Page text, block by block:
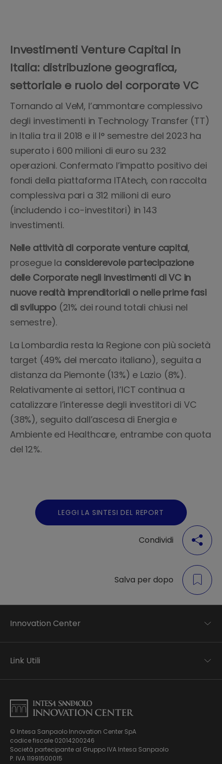
Investimenti Venture Capital in
Italia: distribuzione geografica,
settoriale e ruolo del corporate VC
Tornando al VeM, l’ammontare complessivo
degli investimenti in Technology Transfer (TT)
in Italia tra il 2018 e il I° semestre del 2023 ha
superato i 600 milioni di euro su 232
operazioni. Confermato l’impatto positivo dei
fondi della piattaforma ITAtech, con raccolta
complessiva pari a 312 milioni di euro
(includendo i co-investitori) in 143
investimenti.
Nelle attività di corporate venture capital,
prosegue la considerevole partecipazione
delle Corporate negli investimenti di VC in
nuove realtà imprenditoriali o nelle prime fasi
di sviluppo (21% dei round totali chiusi nel
semestre).
La Lombardia resta la Regione con più società
target (49% del mercato italiano), seguita a
distanza da Piemonte (13%) e Lazio (8%).
Relativamente ai settori, l’ICT continua a
catalizzare l’interesse degli investitori di VC
(38%), seguito dall’ascesa di Energia e
Ambiente ed Healthcare, entrambe con quota
del 12%.
LEGGI LA SINTESI DEL REPORT
Condividi
Salva per dopo
© Intesa Sanpaolo Innovation Center SpA
codice fiscale 02014200246
Società partecipante al Gruppo IVA Intesa Sanpaolo
P. IVA 11991500015
Innovation Center
Applied research
Business transformation
Chi siamo
News ed Eventi
Podcast
Link Utili
Informativa Privacy Careers
Privacy e Cookie Policy
Mappa del sito
Whistleblowing
Modello di gestione, organizzazione e controllo ex Dlgs.